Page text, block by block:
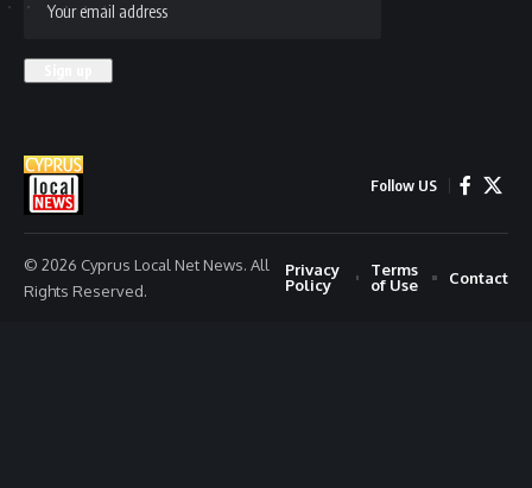
Follow US
© 2026 Cyprus Local Net News. All
Rights Reserved.
Privacy
Policy
Terms
of Use
Contact